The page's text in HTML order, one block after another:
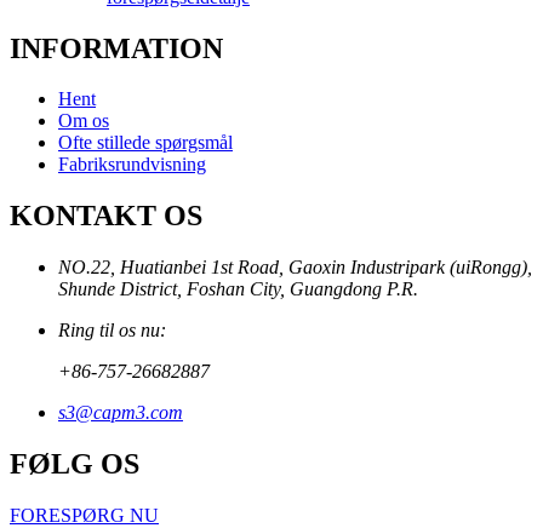
INFORMATION
Hent
Om os
Ofte stillede spørgsmål
Fabriksrundvisning
KONTAKT OS
NO.22, Huatianbei 1st Road, Gaoxin Industripark (uiRongg),
Shunde District, Foshan City, Guangdong P.R.
Ring til os nu:
+86-757-26682887
s3@capm3.com
FØLG OS
FORESPØRG NU